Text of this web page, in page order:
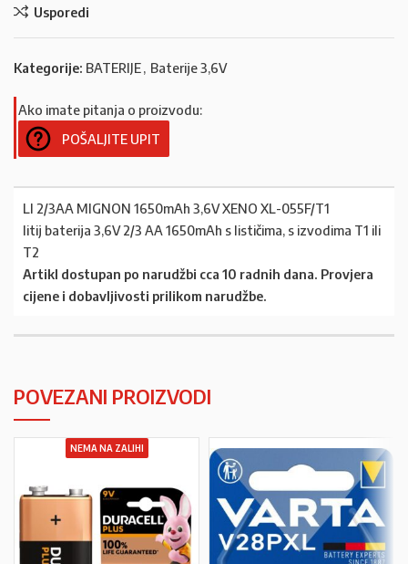
Usporedi
Kategorije: BATERIJE, Baterije 3,6V
Ako imate pitanja o proizvodu:
POŠALJITE UPIT
LI 2/3AA MIGNON 1650mAh 3,6V XENO XL-055F/T1
litij baterija 3,6V 2/3 AA 1650mAh s lističima, s izvodima T1 ili
T2
Artikl dostupan po narudžbi cca 10 radnih dana. Provjera
cijene i dobavljivosti prilikom narudžbe.
POVEZANI PROIZVODI
NEMA NA ZALIHI